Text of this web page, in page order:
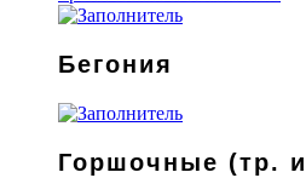
Бегония
Горшочные (тр.